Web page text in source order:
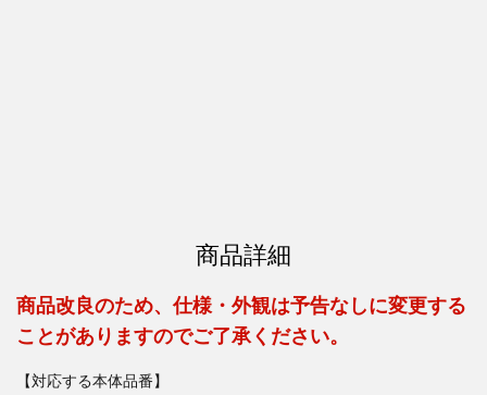
商品詳細
商品改良のため、仕様・外観は予告なしに変更する
ことがありますのでご了承ください。
【対応する本体品番】